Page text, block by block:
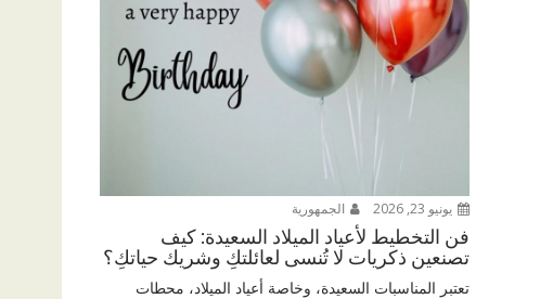
يونيو 23, 2026 الجمهورية
فن التخطيط لأعياد الميلاد السعيدة: كيف
تصنعين ذكريات لا تُنسى لعائلتكِ وشريك حياتكِ؟
تعتبر المناسبات السعيدة، وخاصة أعياد الميلاد، محطات